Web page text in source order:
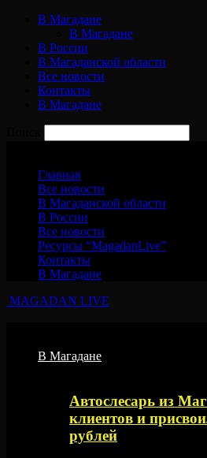
В Магадане
В Магадане
В России
В Магаданской области
Все новости
Контакты
В Магадане
Главная
Все новости
В Магаданской области
В России
Все новости
Ресурсы “MagadanLive”
Контакты
В Магадане
MAGADAN LIVE
В Магадане
Автослесарь из
клиентов и
рублей